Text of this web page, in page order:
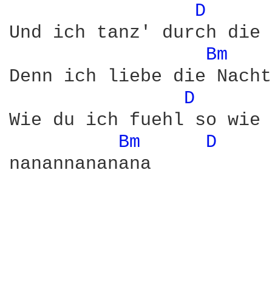
D
Und ich tanz' durch die
Bm
Denn ich liebe die
D
Wie du ich fuehl so wie
Bm
D
nanannananana